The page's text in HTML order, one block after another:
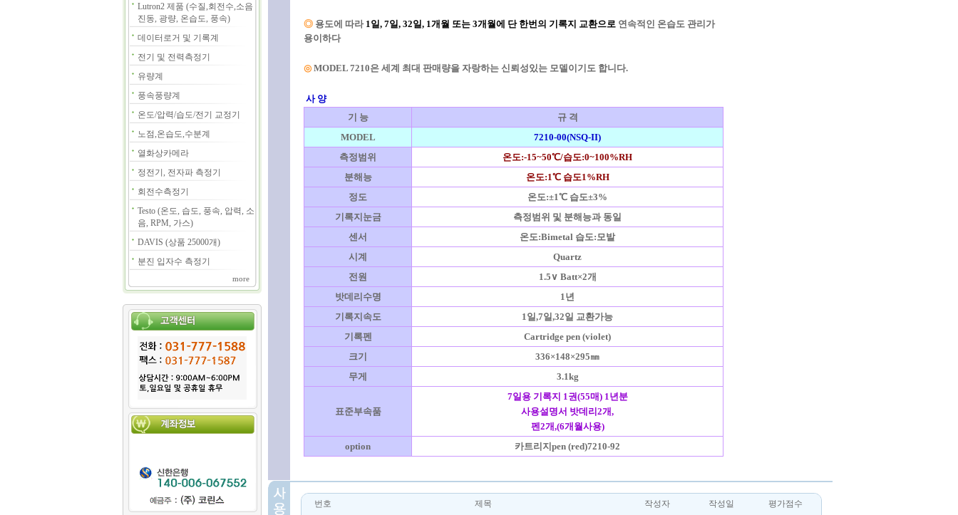
Lutron2 제품 (수질,회전수,소음
진동, 광량, 온습도, 풍속)
데이터로거 및 기록계
전기 및 전력측정기
유량계
풍속풍량계
온도/압력/습도/전기 교정기
노점,온습도,수분계
열화상카메라
정전기, 전자파 측정기
회전수측정기
Testo (온도, 습도, 풍속, 압력, 소
음, RPM, 가스)
DAVIS (상품 25000개)
분진 입자수 측정기
more
◎ 용도에 따라1일, 7일, 32일, 1개월 또는 3개월에 단 한번의 기록지 교환으로 연속적인 온습도 관리가
용이하다
◎MODEL 7210은 세계 최대 판매량을 자랑하는 신뢰성있는 모델이기도 합니다.
사 양
기 능
규 격
MODEL
7210-00(NSQ-II)
측정범위
온도:-15~50℃/습도:0~100%RH
분해능
온도:1℃ 습도1%RH
정도
온도:±1℃ 습도±3%
기록지눈금
측정범위 및 분해능과 동일
센서
온도:Bimetal 습도:모발
시계
Quartz
전원
1.5∨ Batt×2개
밧데리수명
1년
기록지속도
1일,7일,32일 교환가능
기록펜
Cartridge pen (violet)
크기
336×148×295㎜
무게
3.1kg
표준부속품
7일용 기록지 1권(55매) 1년분
사용설명서 밧데리2개,
펜2개,(6개월사용)
option
카트리지pen (red)7210-92
번호 제목 작성자 작성일 평가점수